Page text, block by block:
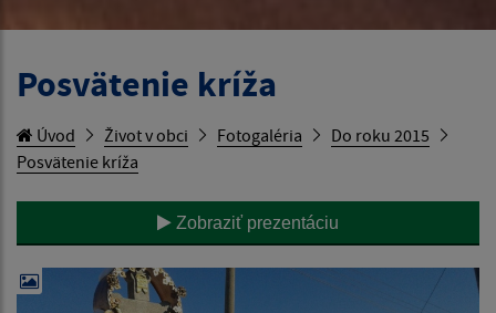
Posvätenie kríža
Úvod Život v obci Fotogaléria
Do roku 2015
Posvätenie kríža
Zobraziť prezentáciu